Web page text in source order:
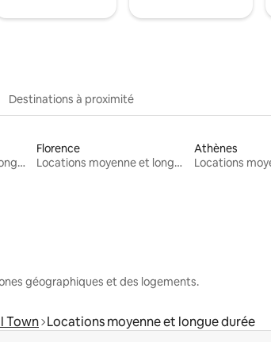
Destinations à proximité
Locations moyenne et longue durée
Florence
Locations moyenne et longue durée
Athènes
géographiques et des logements.
Town Locations moyenne et longue durée